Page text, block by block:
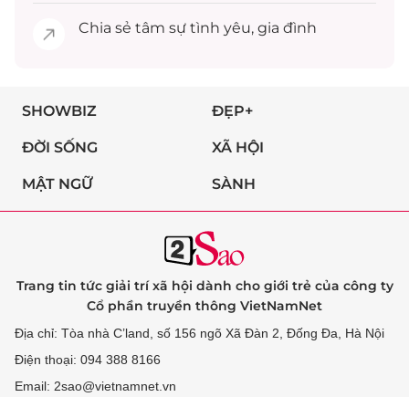
Chia sẻ tâm sự tình yêu, gia đình
SHOWBIZ ĐẸP+
ĐỜI SỐNG XÃ HỘI
MẬT NGỮ SÀNH
Trang tin tức giải trí xã hội dành cho giới trẻ của công ty
Cổ phần truyền thông VietNamNet
Địa chỉ: Tòa nhà C’land, số 156 ngõ Xã Đàn 2, Đống Đa, Hà Nội
Điện thoại: 094 388 8166
Email: 2sao@vietnamnet.vn